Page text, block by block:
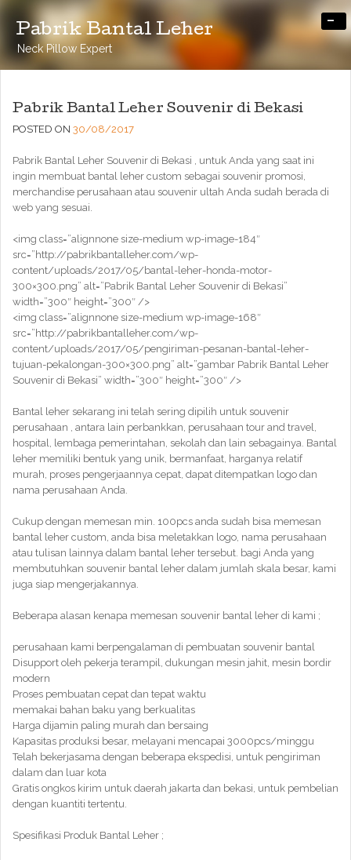
Pabrik Bantal Leher
Neck Pillow Expert
-
Pabrik Bantal Leher Souvenir di Bekasi
POSTED ON 30/08/2017
Pabrik Bantal Leher Souvenir di Bekasi , untuk Anda yang saat ini
ingin membuat bantal leher custom sebagai souvenir promosi,
merchandise perusahaan atau souvenir ultah Anda sudah berada di
web yang sesuai.
<img class=”alignnone size-medium wp-image-184″
src=”http://pabrikbantalleher.com/wp-
content/uploads/2017/05/bantal-leher-honda-motor-
300×300.png” alt=”Pabrik Bantal Leher Souvenir di Bekasi”
width=”300″ height=”300″ />
<img class=”alignnone size-medium wp-image-168″
src=”http://pabrikbantalleher.com/wp-
content/uploads/2017/05/pengiriman-pesanan-bantal-leher-
tujuan-pekalongan-300×300.png” alt=”gambar Pabrik Bantal Leher
Souvenir di Bekasi” width=”300″ height=”300″ />
Bantal leher sekarang ini telah sering dipilih untuk souvenir
perusahaan , antara lain perbankkan, perusahaan tour and travel,
hospital, lembaga pemerintahan, sekolah dan lain sebagainya. Bantal
leher memiliki bentuk yang unik, bermanfaat, harganya relatif
murah, proses pengerjaannya cepat, dapat ditempatkan logo dan
nama perusahaan Anda.
Cukup dengan memesan min. 100pcs anda sudah bisa memesan
bantal leher custom, anda bisa meletakkan logo, nama perusahaan
atau tulisan lainnya dalam bantal leher tersebut. bagi Anda yang
membutuhkan souvenir bantal leher dalam jumlah skala besar, kami
juga siap mengerjakannya.
Beberapa alasan kenapa memesan souvenir bantal leher di kami ;
perusahaan kami berpengalaman di pembuatan souvenir bantal
Disupport oleh pekerja terampil, dukungan mesin jahit, mesin bordir
modern
Proses pembuatan cepat dan tepat waktu
memakai bahan baku yang berkualitas
Harga dijamin paling murah dan bersaing
Kapasitas produksi besar, melayani mencapai 3000pcs/minggu
Telah bekerjasama dengan beberapa ekspedisi, untuk pengiriman
dalam dan luar kota
Gratis ongkos kirim untuk daerah jakarta dan bekasi, untuk pembelian
dengan kuantiti tertentu.
Spesifikasi Produk Bantal Leher ;